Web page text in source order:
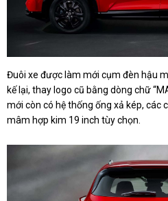
Đuôi xe được làm mới cụm đèn hậu
kế lại, thay logo cũ bằng dòng chữ
mới còn có hệ thống ống xả kép, các
mâm hợp kim 19 inch tùy chọn.